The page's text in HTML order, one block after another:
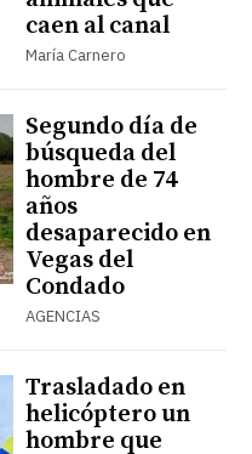
caen al canal
María Carnero
Segundo día de
búsqueda del
hombre de 74
años
desaparecido en
Vegas del
Condado
AGENCIAS
Trasladado en
helicóptero un
hombre que